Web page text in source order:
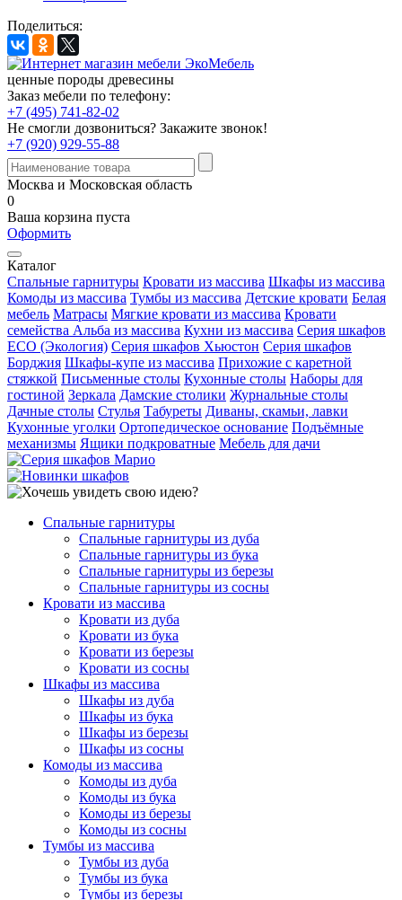
Поделиться:
ценные породы древесины
Заказ мебели по телефону:
+7 (495) 741-82-02
Не смогли дозвониться? Закажите звонок!
+7 (920) 929-55-88
Москва и Московская область
0
Ваша корзина пуста
Оформить
Каталог
Спальные гарнитуры Кровати из массива Шкафы из массива
Комоды из массива Тумбы из массива Детские кровати Белая
мебель Матрасы Мягкие кровати из массива Кровати
семейства Альба из массива Кухни из массива Серия шкафов
ECO (Экология) Серия шкафов Хьюстон Серия шкафов
Борджия Шкафы-купе из массива Прихожие с каретной
стяжкой Письменные столы Кухонные столы Наборы для
гостиной Зеркала Дамские столики Журнальные столы
Дачные столы Стулья Табуреты Диваны, скамьи, лавки
Кухонные уголки Ортопедическое основание Подъёмные
механизмы Ящики подкроватные Мебель для дачи
Спальные гарнитуры
Спальные гарнитуры из дуба
Спальные гарнитуры из бука
Спальные гарнитуры из березы
Спальные гарнитуры из сосны
Кровати из массива
Кровати из дуба
Кровати из бука
Кровати из березы
Кровати из сосны
Шкафы из массива
Шкафы из дуба
Шкафы из бука
Шкафы из березы
Шкафы из сосны
Комоды из массива
Комоды из дуба
Комоды из бука
Комоды из березы
Комоды из сосны
Тумбы из массива
Тумбы из дуба
Тумбы из бука
Тумбы из березы